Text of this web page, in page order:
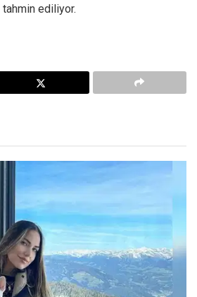
ediliyor.